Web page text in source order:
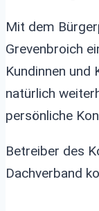
Mit dem
Grevenbroich
Kundinnen und
natürlich
persönliche
Betreiber des
Dachverband